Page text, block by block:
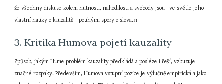
že všechny diskuse kolem nutnosti, nahodilosti a svobody jsou - ve světle jeho
vlastní nauky o kauzalitě - pouhými spory o slova.21
3. Kritika Humova pojetí kauzality
Způsob, jakým Hume problém kauzality předkládá a posléze i řeší, vzbuzuje
značné rozpaky. Především, Humova vstupní pozice je výlučně empirická a jako